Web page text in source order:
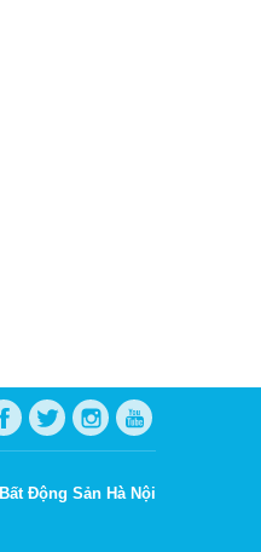
Bất Động Sản Hà Nội